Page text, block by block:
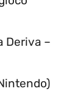
Deriva –